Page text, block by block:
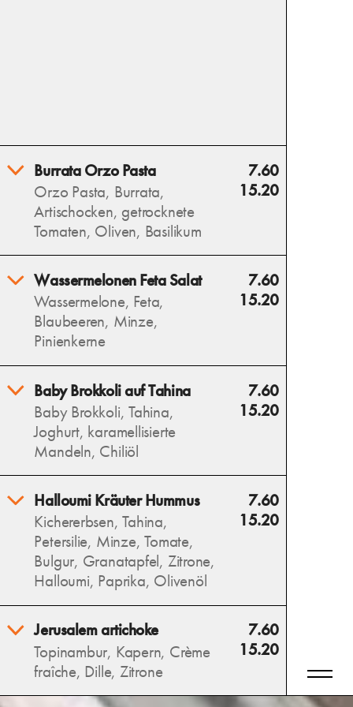
Burrata Orzo Pasta
Orzo Pasta, Burrata,
Artischocken, getrocknete
Tomaten, Oliven, Basilikum
7.60
15.20
Allergens
Burrata Orzo Pasta vereint
cremige Burrata, zarte Orzo,
aromatische Artischocken,
getrocknete Tomaten, Oliven
und frischen Basilikum – ein
mediterraner Genuss.
Wassermelonen Feta Salat
Wassermelone, Feta,
Blaubeeren, Minze,
Pinienkerne
7.60
15.20
Erfrischende Wassermelone,
salziger Feta und süße
Blaubeeren vereinen sich mit
Minze zu einem sommerlich-
leichten Salat.
Baby Brokkoli auf Tahina
Baby Brokkoli, Tahina,
Joghurt, karamellisierte
Mandeln, Chiliöl
7.60
15.20
Wilder, gerösteter Brokkoli
auf cremiger Tahina trifft auf
karamellisierte Mandeln und
eine würzige Note von
Chiliöl – ein intensives
Geschmackserlebnis.
Halloumi Kräuter Hummus
Kichererbsen, Tahina,
Petersilie, Minze, Tomate,
Bulgur, Granatapfel, Zitrone,
Halloumi, Paprika, Olivenöl
7.60
15.20
Cremiger Hummus als Basis,
darauf ein frisches,
abgewandeltes Taboulé und
gegrillter Halloumi – ein
köstlicher Mix aus Kräutern,
Jerusalem artichoke
Topinambur, Kapern, Crème
fraîche, Dille, Zitrone
7.60
15.20